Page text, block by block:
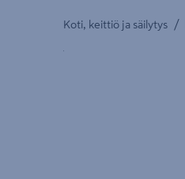
Koti, keittiö ja säilytys /
Yksityiskohtainen